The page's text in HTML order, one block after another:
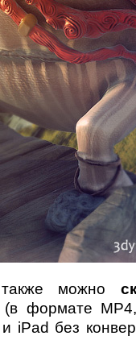
можно
формате
iPad без